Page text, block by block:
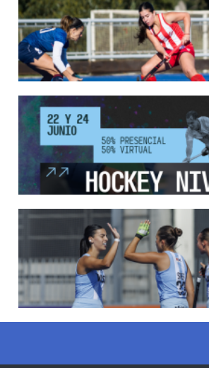
Del 13 al 17 de mayo se llevó a cabo el torneo que reúne
país.
LEER MÁS
13/05/2026
EN MARCHA LA PRIMERA FASE DE LA SUPERLIGA DE
Del 13 al 17 de mayo los mejores clubes del país se
todo el territorio nacional
LEER MÁS
12/05/2026
INSCRIPCIONES ABIERTAS AL CURSO DE TÉCNICO
Del 11 al 15 de mayo se realizará el período de pre-
18/04/2026